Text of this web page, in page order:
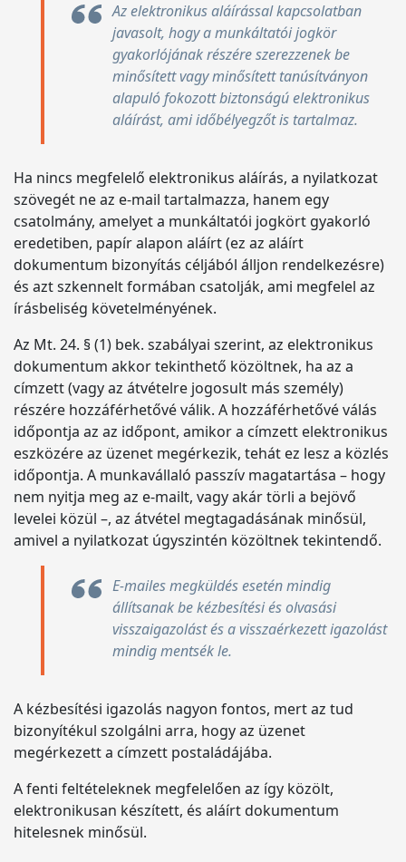
Az elektronikus aláírással kapcsolatban
javasolt, hogy a munkáltatói jogkör
gyakorlójának részére szerezzenek be
minősített vagy minősített tanúsítványon
alapuló fokozott biztonságú elektronikus
aláírást, ami időbélyegzőt is tartalmaz.
Ha nincs megfelelő elektronikus aláírás, a nyilatkozat
szövegét ne az e-mail tartalmazza, hanem egy
csatolmány, amelyet a munkáltatói jogkört gyakorló
eredetiben, papír alapon aláírt (ez az aláírt
dokumentum bizonyítás céljából álljon rendelkezésre)
és azt szkennelt formában csatolják, ami megfelel az
írásbeliség követelményének.
Az Mt. 24. § (1) bek. szabályai szerint, az elektronikus
dokumentum akkor tekinthető közöltnek, ha az a
címzett (vagy az átvételre jogosult más személy)
részére hozzáférhetővé válik. A hozzáférhetővé válás
időpontja az az időpont, amikor a címzett elektronikus
eszközére az üzenet megérkezik, tehát ez lesz a közlés
időpontja. A munkavállaló passzív magatartása – hogy
nem nyitja meg az e-mailt, vagy akár törli a bejövő
levelei közül –, az átvétel megtagadásának minősül,
amivel a nyilatkozat úgyszintén közöltnek tekintendő.
E-mailes megküldés esetén mindig
állítsanak be kézbesítési és olvasási
visszaigazolást és a visszaérkezett igazolást
mindig mentsék le.
A kézbesítési igazolás nagyon fontos, mert az tud
bizonyítékul szolgálni arra, hogy az üzenet
megérkezett a címzett postaládájába.
A fenti feltételeknek megfelelően az így közölt,
elektronikusan készített, és aláírt dokumentum
hitelesnek minősül.